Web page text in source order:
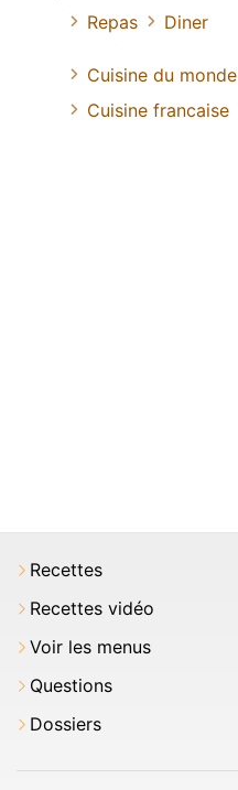
Repas
Diner
Cuisine du monde
Cuisine francaise
Recettes
Recettes vidéo
Voir les menus
Questions
Dossiers